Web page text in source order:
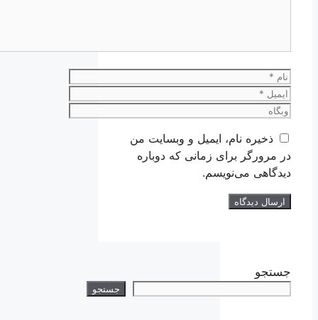
نام
ایمیل
وبگاه
ذخیره نام، ایمیل و وبسایت من
در مرورگر برای زمانی که دوباره
دیدگاهی می‌نویسم.
جستجو
جستجو